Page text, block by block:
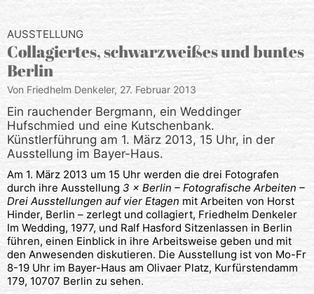
AUSSTELLUNG
Collagiertes, schwarzweißes und buntes
Berlin
Von Friedhelm Denkeler, 27. Februar 2013
Ein rauchender Bergmann, ein Weddinger
Hufschmied und eine Kutschenbank.
Künstlerführung am 1. März 2013, 15 Uhr, in der
Ausstellung im Bayer-Haus.
Am 1. März 2013 um 15 Uhr werden die drei Fotografen
durch ihre Ausstellung 3 × Berlin – Fotografische Arbeiten –
Drei Ausstellungen auf vier Etagen mit Arbeiten von Horst
Hinder, Berlin – zerlegt und collagiert, Friedhelm Denkeler
Im Wedding, 1977, und Ralf Hasford Sitzenlassen in Berlin
führen, einen Einblick in ihre Arbeitsweise geben und mit
den Anwesenden diskutieren. Die Ausstellung ist von Mo-Fr
8-19 Uhr im Bayer-Haus am Olivaer Platz, Kurfürstendamm
179, 10707 Berlin zu sehen.